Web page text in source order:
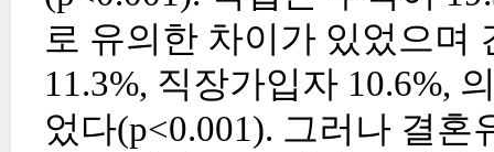
로 유의한 차이가 있었으며
11.3%, 직장가입자 10.6%,
었다(p<0.001). 그러나 결